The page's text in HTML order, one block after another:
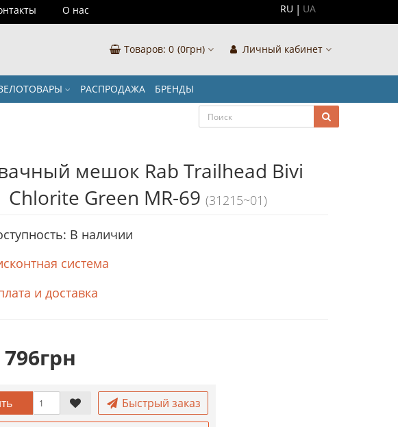
О нас RU UA
(0грн)
Товаров: 0 Личный кабинет
РАСПРОДАЖА БРЕНДЫ
мешок Rab Trailhead Bivi
Chlorite Green MR-69 (31215~01)
В наличии
система
и доставка
796грн
Быстрый заказ